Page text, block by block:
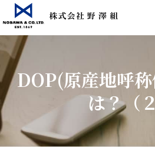
DOP(原産地呼
は？（２